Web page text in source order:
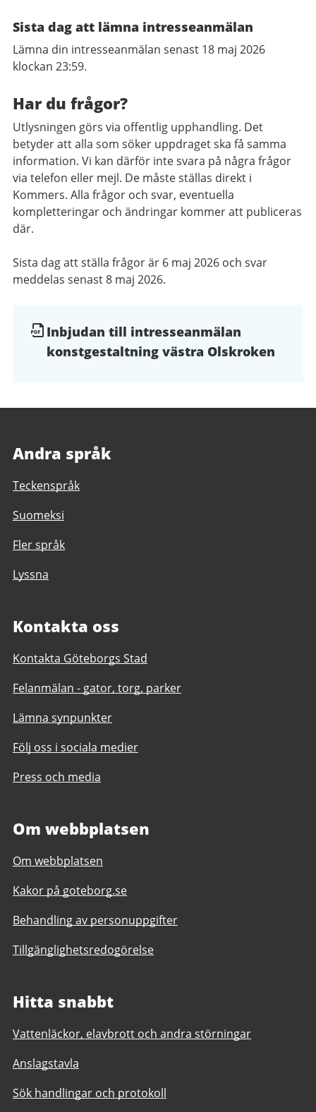
Sista dag att lämna intresseanmälan
Lämna din intresseanmälan senast 18 maj 2026
klockan 23:59.
Har du frågor?
Utlysningen görs via offentlig upphandling. Det
betyder att alla som söker uppdraget ska få samma
information. Vi kan därför inte svara på några frågor
via telefon eller mejl. De måste ställas direkt i
Kommers. Alla frågor och svar, eventuella
kompletteringar och ändringar kommer att publiceras
där.
Sista dag att ställa frågor är 6 maj 2026 och svar
meddelas senast 8 maj 2026.
Dokument
och
Inbjudan till intresseanmälan
konstgestaltning västra Olskroken
Andra språk
Teckenspråk
Suomeksi
Fler språk
Lyssna
Kontakta oss
Kontakta Göteborgs Stad
Felanmälan - gator, torg, parker
Lämna synpunkter
Följ oss i sociala medier
Press och media
Om webbplatsen
Om webbplatsen
Kakor på goteborg.se
Behandling av personuppgifter
Tillgänglighetsredogörelse
Hitta snabbt
Vattenläckor, elavbrott och andra störningar
Anslagstavla
Sök handlingar och protokoll